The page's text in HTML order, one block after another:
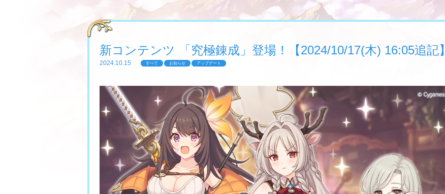
新コンテンツ 「究極錬成」登場！【2024/10/17(木) 16:05追記】
2024.10.15 すべて お知らせ アップデート